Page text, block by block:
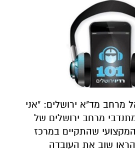
מרחב מד"א ירושלים: "אני
מרחב ירושלים של
שהתקיים במרכז
שוב את העובדה